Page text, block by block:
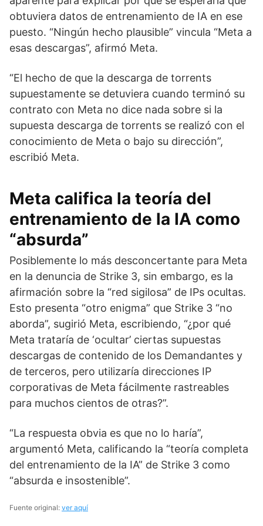
obtuviera datos de entrenamiento de IA en ese
puesto. “Ningún hecho plausible” vincula “Meta a
esas descargas”, afirmó Meta.
“El hecho de que la descarga de torrents
supuestamente se detuviera cuando terminó su
contrato con Meta no dice nada sobre si la
supuesta descarga de torrents se realizó con el
conocimiento de Meta o bajo su dirección”,
escribió Meta.
Meta califica la teoría del
entrenamiento de la IA como
“absurda”
Posiblemente lo más desconcertante para Meta
en la denuncia de Strike 3, sin embargo, es la
afirmación sobre la “red sigilosa” de IPs ocultas.
Esto presenta “otro enigma” que Strike 3 “no
aborda”, sugirió Meta, escribiendo, “¿por qué
Meta trataría de ‘ocultar’ ciertas supuestas
descargas de contenido de los Demandantes y
de terceros, pero utilizaría direcciones IP
corporativas de Meta fácilmente rastreables
para muchos cientos de otras?”.
“La respuesta obvia es que no lo haría”,
argumentó Meta, calificando la “teoría completa
del entrenamiento de la IA” de Strike 3 como
“absurda e insostenible”.
Fuente original: ver aquí